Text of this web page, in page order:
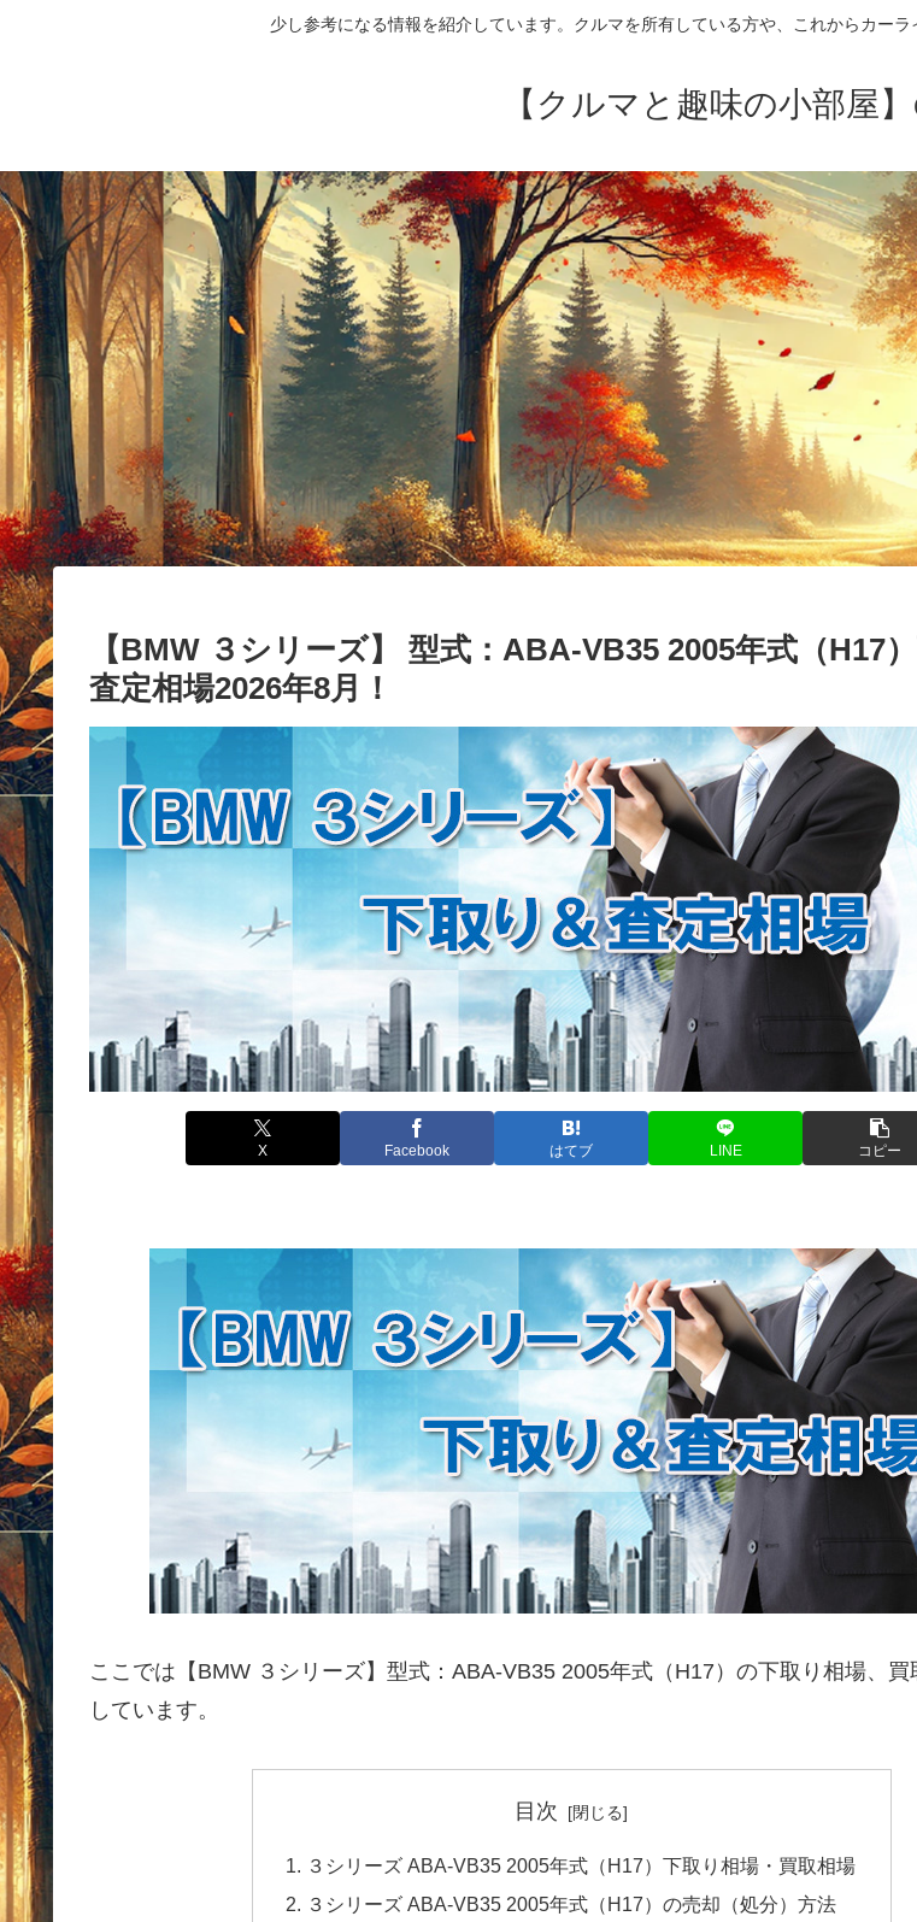
少し参考になる情報を紹介しています。クルマを所有している方や、これからカー
【クルマと趣味の小部屋
【BMW ３シリーズ】 型式：ABA-VB35 2005年式（H17
査定相場2026年8月！
X Facebook はてブ LINE コピー
ここでは【BMW ３シリーズ】型式：ABA-VB35 2005年式（H17）の下取り相場、買
しています。
目次
３シリーズ ABA-VB35 2005年式（H17）下取り相場・買取相場
３シリーズ ABA-VB35 2005年式（H17）の売却（処分）方法